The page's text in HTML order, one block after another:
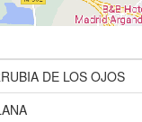
DE LOS OJOS